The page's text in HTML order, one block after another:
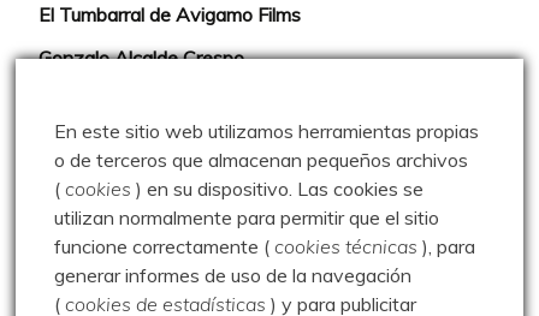
El Tumbarral de Avigamo Films
Gonzalo Alcalde Crespo
Rutas y excursiones con niños
Valdeolea. Río Camesa, la vía azul
Aprendiz de sueños
En este sitio web utilizamos herramientas propias
o de terceros que almacenan pequeños archivos
(cookies ) en su dispositivo. Las cookies se
utilizan normalmente para permitir que el sitio
funcione correctamente (cookies técnicas ), para
generar informes de uso de la navegación
(cookies de estadísticas ) y para publicitar